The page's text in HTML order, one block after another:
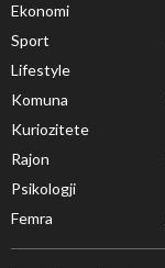
Ekonomi
Sport
Lifestyle
Komuna
Kuriozitete
Rajon
Psikologji
Femra